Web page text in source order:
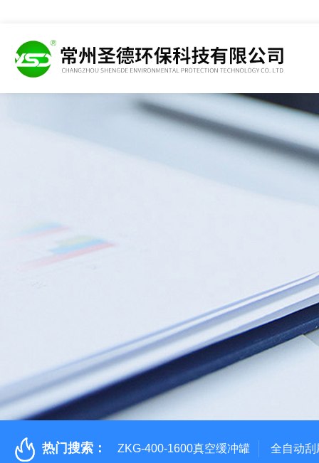
热门搜索： ZKG-400-1600真空缓冲罐 全自动刮